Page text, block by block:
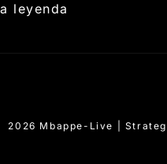
leyenda
2026 Mbappe-Live |